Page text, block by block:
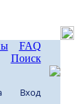
FAQ
Поиск
Вход